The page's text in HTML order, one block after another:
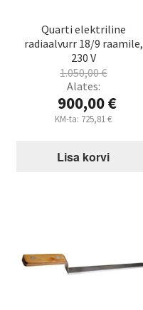
Quarti elektriline
radiaalvurr 18/9 raamile,
230 V
Alates:
1.050,00€
Algne
hind
oli:
900,00€
Praegune
900,00 €.
KM-ta: 725,81€
Lisa korvi